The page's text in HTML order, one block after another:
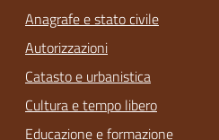
Anagrafe e stato civile
Autorizzazioni
Catasto e urbanistica
Cultura e tempo libero
Educazione e formazione